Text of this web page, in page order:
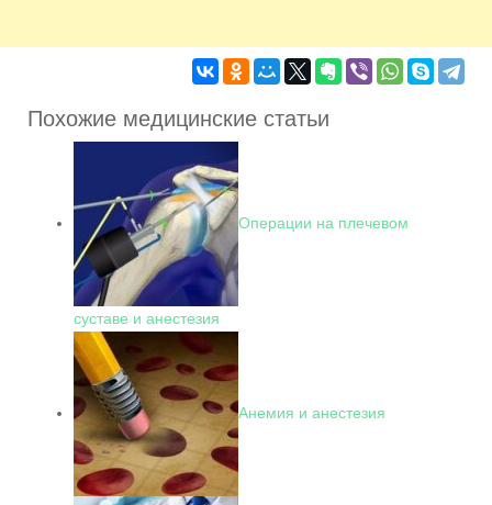
Похожие медицинские статьи
Операции на плечевом
суставе и анестезия
Анемия и анестезия